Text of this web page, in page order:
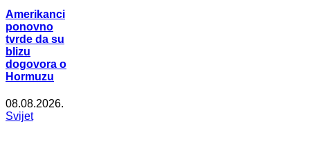
Amerikanci
ponovno
tvrde da su
blizu
dogovora o
Hormuzu
08.08.2026.
Svijet